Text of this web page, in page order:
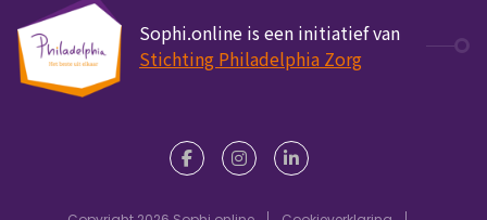
Sophi.online is een initiatief van
Stichting Philadelphia Zorg